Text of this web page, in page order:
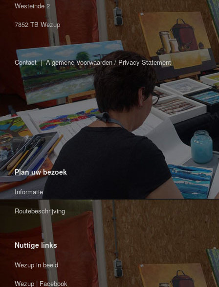
Westeinde 2
7852 TB Wezup
Contact|Algemene Voorwaarden / Privacy Statement
Plan uw bezoek
Informatie
Routebeschrijving
Nuttige links
Wezup in beeld
Wezup | Facebook